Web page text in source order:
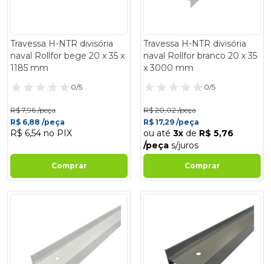
Travessa H-NTR divisória
naval Rollfor bege 20 x 35 x
1185 mm
0/5
R$ 7,96 /peça
R$ 6,88 /peça
R$ 6,54 no PIX
Comprar
Travessa H-NTR divisória
naval Rollfor branco 20 x 35
x 3000 mm
0/5
R$ 20,02 /peça
R$ 17,29 /peça
ou até 3x de R$ 5,76
/peça s/juros
Comprar
- 14% - 14%